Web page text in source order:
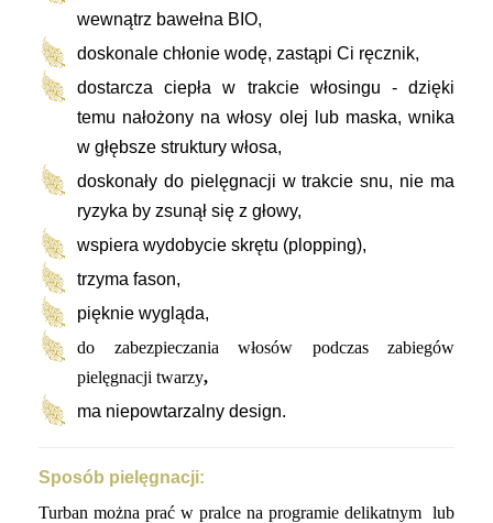
wewnątrz bawełna BIO,
doskonale chłonie wodę, zastąpi Ci ręcznik,
dostarcza ciepła w trakcie włosingu - dzięki
temu nałożony na włosy olej lub maska, wnika
w głębsze struktury włosa,
doskonały do pielęgnacji w trakcie snu, nie ma
ryzyka by zsunął się z głowy,
wspiera wydobycie skrętu (plopping),
trzyma fason,
pięknie wygląda,
do zabezpieczania włosów podczas zabiegów
pielęgnacji twarzy,
ma niepowtarzalny design.
Sposób pielęgnacji:
Turban można prać w pralce na programie delikatnym lub